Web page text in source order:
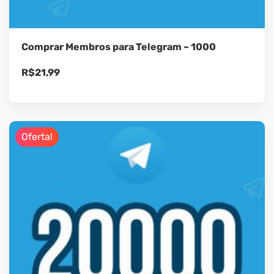
Comprar Membros para Telegram – 1000
R$21,99
Oferta!